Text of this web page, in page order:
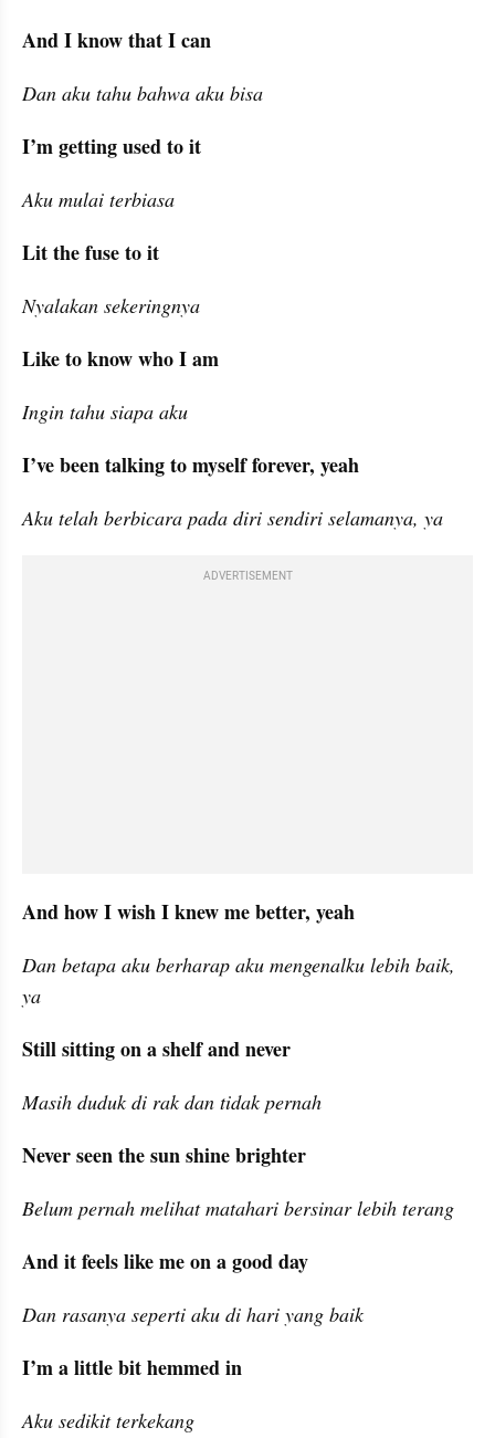
And I know that I can
Dan aku tahu bahwa aku bisa
I’m getting used to it
Aku mulai terbiasa
Lit the fuse to it
Nyalakan sekeringnya
Like to know who I am
Ingin tahu siapa aku
I’ve been talking to myself forever, yeah
Aku telah berbicara pada diri sendiri selamanya, ya
ADVERTISEMENT
And how I wish I knew me better, yeah
Dan betapa aku berharap aku mengenalku lebih baik,
ya
Still sitting on a shelf and never
Masih duduk di rak dan tidak pernah
Never seen the sun shine brighter
Belum pernah melihat matahari bersinar lebih terang
And it feels like me on a good day
Dan rasanya seperti aku di hari yang baik
I’m a little bit hemmed in
Aku sedikit terkekang